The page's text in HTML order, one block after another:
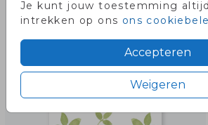
Je kunt jouw toestemming
intrekken op ons ons
Accepteren
Weigeren